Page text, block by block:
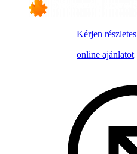
Kérjen részletes
online ajánlatot